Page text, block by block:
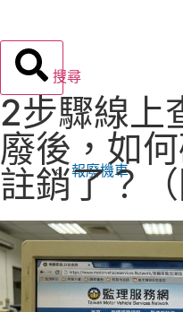
報廢機車
搜尋
2步驟線上
廢後，如
註銷了？（